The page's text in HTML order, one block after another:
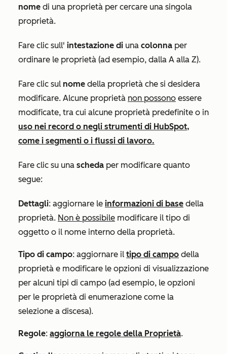
nome di una proprietà per cercare una singola
proprietà.
Fare clic sull' intestazione di una colonna per
ordinare le proprietà (ad esempio, dalla A alla Z).
Fare clic sul nome della proprietà che si desidera
modificare. Alcune proprietà non possono essere
modificate, tra cui alcune proprietà predefinite o in
uso nei record o negli strumenti di HubSpot,
come i segmenti o i flussi di lavoro.
Fare clic su una scheda per modificare quanto
segue:
Dettagli: aggiornare le informazioni di base della
proprietà. Non è possibile modificare il tipo di
oggetto o il nome interno della proprietà.
Tipo di campo: aggiornare il tipo di campo della
proprietà e modificare le opzioni di visualizzazione
per alcuni tipi di campo (ad esempio, le opzioni
per le proprietà di enumerazione come la
selezione a discesa).
Regole: aggiorna le regole della Proprietà.